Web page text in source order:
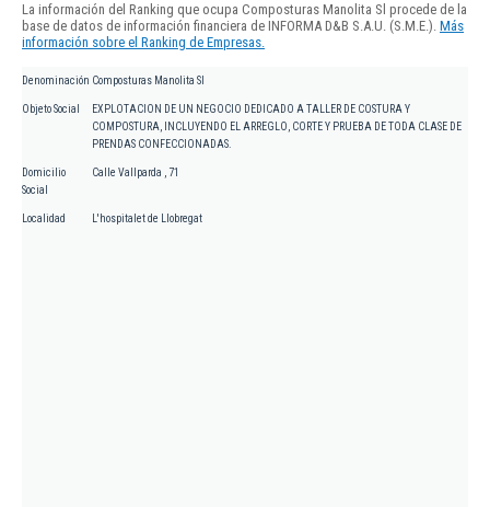
La información del Ranking que ocupa Composturas Manolita Sl procede de la
base de datos de información financiera de INFORMA D&B S.A.U. (S.M.E.). Más
información sobre el Ranking de Empresas.
Denominación Composturas Manolita Sl
Objeto Social
EXPLOTACION DE UN NEGOCIO DEDICADO A TALLER DE COSTURA Y
COMPOSTURA, INCLUYENDO EL ARREGLO, CORTE Y PRUEBA DE TODA CLASE DE
PRENDAS CONFECCIONADAS.
Domicilio
Social
Calle Vallparda , 71
Localidad L'hospitalet de Llobregat